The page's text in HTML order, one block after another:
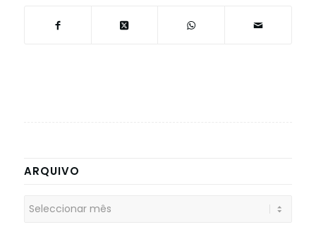
ARQUIVO